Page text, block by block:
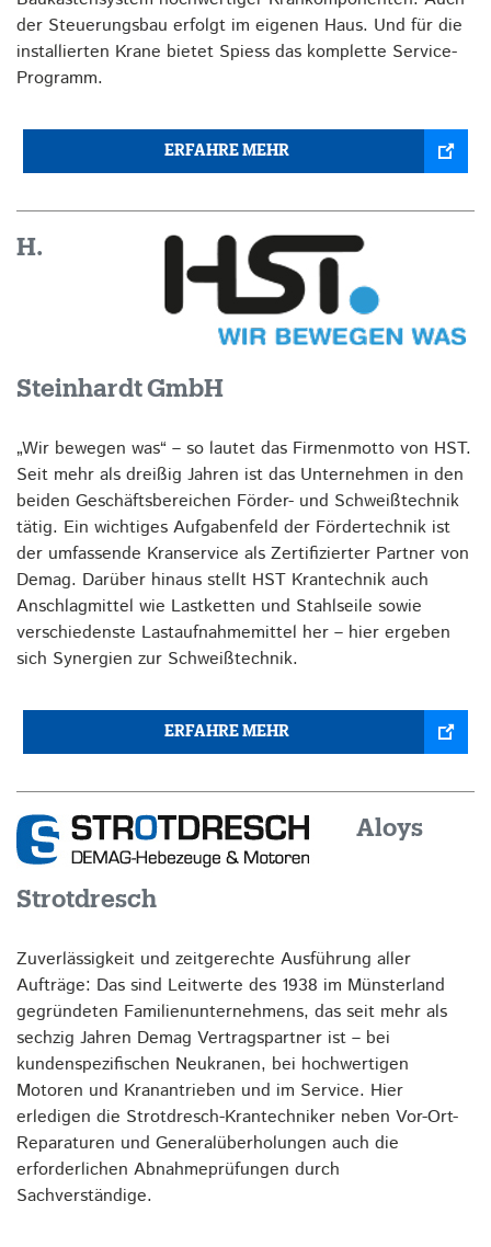
der Steuerungsbau erfolgt im eigenen Haus. Und für die
installierten Krane bietet Spiess das komplette Service-
Programm.
ERFAHRE MEHR
H.
Steinhardt GmbH
„Wir bewegen was“ – so lautet das Firmenmotto von HST.
Seit mehr als dreißig Jahren ist das Unternehmen in den
beiden Geschäftsbereichen Förder- und Schweißtechnik
tätig. Ein wichtiges Aufgabenfeld der Fördertechnik ist
der umfassende Kranservice als Zertifizierter Partner von
Demag. Darüber hinaus stellt HST Krantechnik auch
Anschlagmittel wie Lastketten und Stahlseile sowie
verschiedenste Lastaufnahmemittel her – hier ergeben
sich Synergien zur Schweißtechnik.
ERFAHRE MEHR
Aloys
Strotdresch
Zuverlässigkeit und zeitgerechte Ausführung aller
Aufträge: Das sind Leitwerte des 1938 im Münsterland
gegründeten Familienunternehmens, das seit mehr als
sechzig Jahren Demag Vertragspartner ist – bei
kundenspezifischen Neukranen, bei hochwertigen
Motoren und Kranantrieben und im Service. Hier
erledigen die Strotdresch-Krantechniker neben Vor-Ort-
Reparaturen und Generalüberholungen auch die
erforderlichen Abnahmeprüfungen durch
Sachverständige.